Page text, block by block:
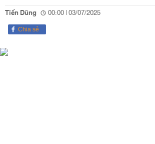
Tiến Dũng 00:00 | 03/07/2025
Chia sẻ